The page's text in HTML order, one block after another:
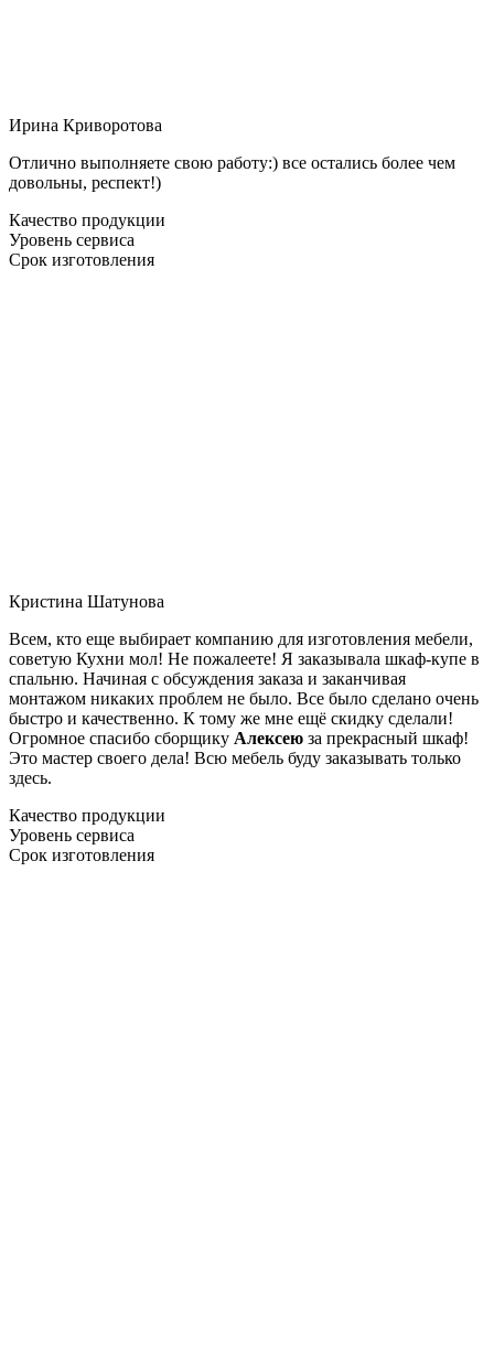
Ирина Криворотова
Отлично выполняете свою работу:) все остались более чем
довольны, респект!)
Качество продукции
Уровень сервиса
Срок изготовления
Кристина Шатунова
Всем, кто еще выбирает компанию для изготовления мебели,
советую Кухни мол! Не пожалеете! Я заказывала шкаф-купе в
спальню. Начиная с обсуждения заказа и заканчивая
монтажом никаких проблем не было. Все было сделано очень
быстро и качественно. К тому же мне ещё скидку сделали!
Огромное спасибо сборщику Алексею за прекрасный шкаф!
Это мастер своего дела! Всю мебель буду заказывать только
здесь.
Качество продукции
Уровень сервиса
Срок изготовления